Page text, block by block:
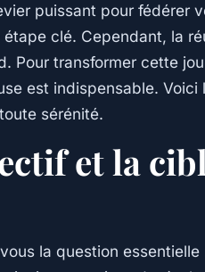
puissant pour fédérer
clé. Cependant, la
Pour transformer cette
est indispensable.
sérénité.
et la
la question essentielle